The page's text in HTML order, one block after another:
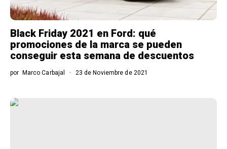
Black Friday 2021 en Ford: qué
promociones de la marca se pueden
conseguir esta semana de descuentos
por Marco Carbajal 23 de Noviembre de 2021